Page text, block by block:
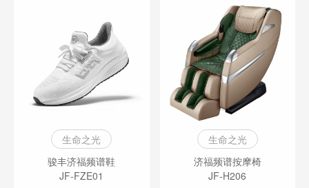
生命之光
骏丰济福频谱鞋
JF-FZE01
生命之光
济福频谱按摩椅
JF-H206